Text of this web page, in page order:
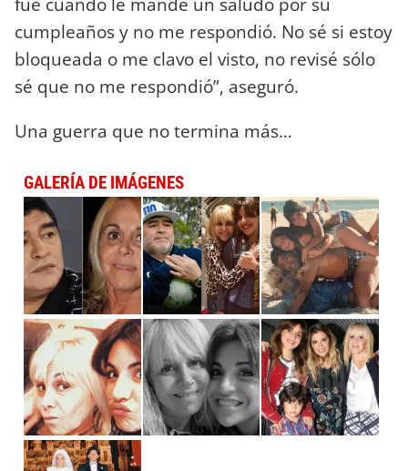
cumpleaños y no me respondió. No sé si estoy
bloqueada o me clavo el visto, no revisé sólo
sé que no me respondió”, aseguró.
Una guerra que no termina más…
GALERÍA DE IMÁGENES